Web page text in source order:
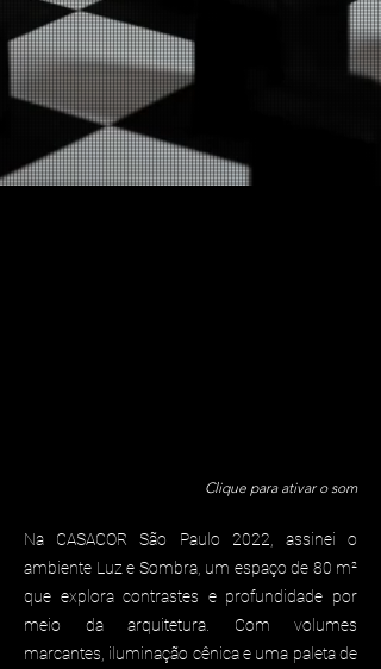
Clique para ativar o som
Na CASACOR São Paulo 2022, assinei o
ambiente Luz e Sombra, um espaço de 80 m²
que explora contrastes e profundidade por
meio da arquitetura. Com volumes
marcantes, iluminação cênica e uma paleta de